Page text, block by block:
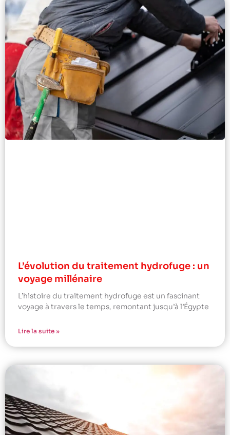
L’évolution du traitement hydrofuge : un
voyage millénaire
L’histoire du traitement hydrofuge est un fascinant
voyage à travers le temps, remontant jusqu’à l’Égypte
Lire la suite »